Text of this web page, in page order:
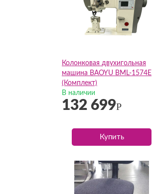
Колонковая двухигольная
машина BAOYU BML-1574E
(Комплект)
В наличии
132 699Р
Купить